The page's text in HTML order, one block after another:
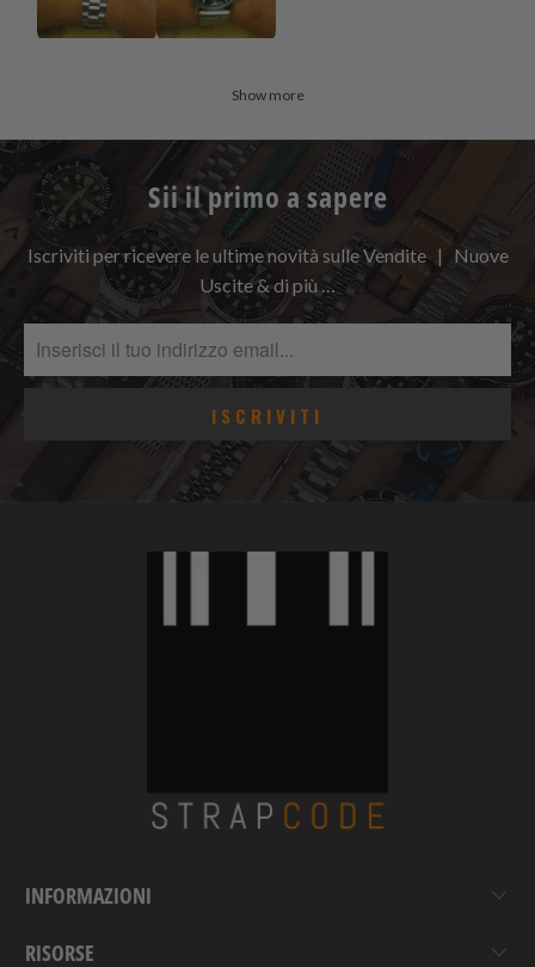
Show more
Sii il primo a sapere
Iscriviti per ricevere le ultime novità sulle Vendite | Nuove
Uscite & di più …
INFORMAZIONI
RISORSE